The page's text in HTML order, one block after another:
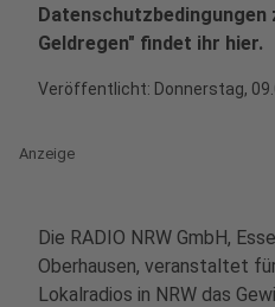
Datenschutzbedingungen
Geldregen" findet ihr hier.
Veröffentlicht: Donnerstag,
Anzeige
Die RADIO NRW GmbH,
Oberhausen, veranstaltet
Lokalradios in NRW das